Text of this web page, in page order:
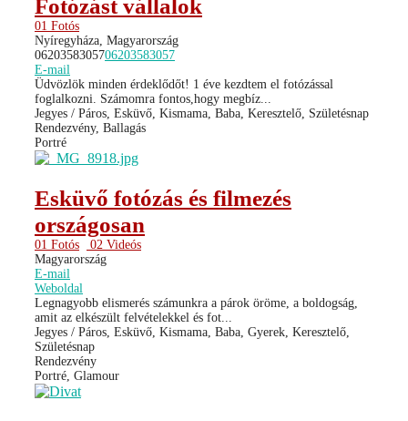
Fotózást vállalok
01 Fotós
Nyíregyháza, Magyarország
0620358305706203583057
E-mail
Üdvözlök minden érdeklődőt! 1 éve kezdtem el fotózással
foglalkozni. Számomra fontos,hogy megbíz...
Jegyes / Páros, Esküvő, Kismama, Baba, Keresztelő, Születésnap
Rendezvény, Ballagás
Portré
Esküvő fotózás és filmezés
országosan
01 Fotós
02 Videós
Magyarország
E-mail
Weboldal
Legnagyobb elismerés számunkra a párok öröme, a boldogság,
amit az elkészült felvételekkel és fot...
Jegyes / Páros, Esküvő, Kismama, Baba, Gyerek, Keresztelő,
Születésnap
Rendezvény
Portré, Glamour